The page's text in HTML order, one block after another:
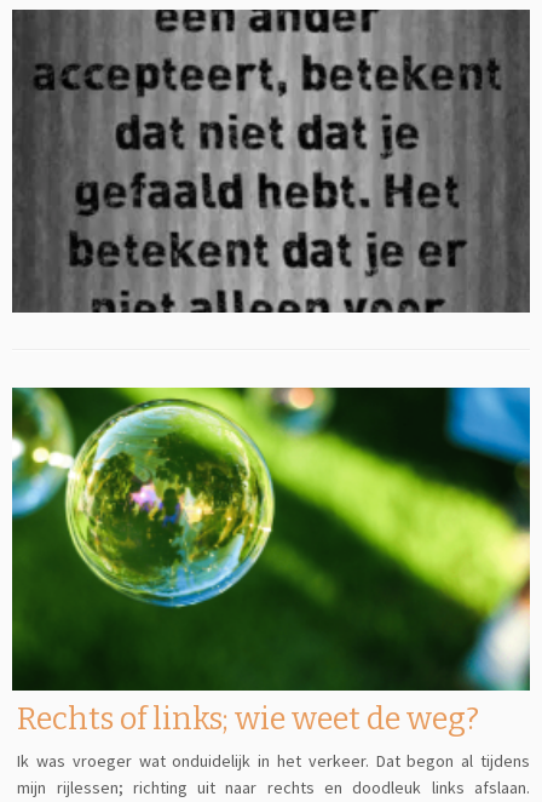
Rechts of links; wie weet de weg?
Ik was vroeger wat onduidelijk in het verkeer. Dat begon al tijdens
mijn rijlessen; richting uit naar rechts en doodleuk links afslaan.